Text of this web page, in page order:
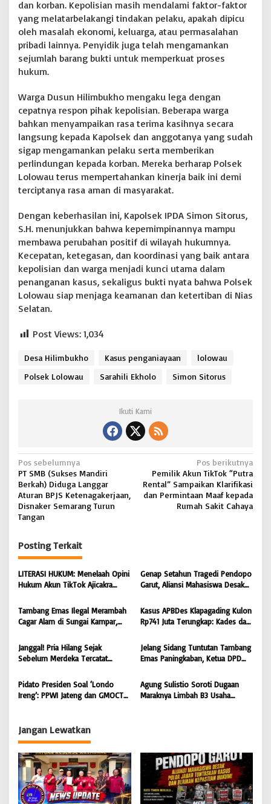
i
m
b
u
k
e
s
a
a
r
a
h
i
l
e
k
h
o
l
o
dan korban. Kepolisian masih mendalami faktor-faktor
yang melatarbelakangi tindakan pelaku, apakah dipicu
oleh masalah ekonomi, keluarga, atau permasalahan
pribadi lainnya. Penyidik juga telah mengamankan
sejumlah barang bukti untuk memperkuat proses
hukum.
Warga Dusun Hilimbukho mengaku lega dengan
cepatnya respon pihak kepolisian. Beberapa warga
bahkan menyampaikan rasa terima kasihnya secara
langsung kepada Kapolsek dan anggotanya yang sudah
sigap mengamankan pelaku serta memberikan
perlindungan kepada korban. Mereka berharap Polsek
Lolowau terus mempertahankan kinerja baik ini demi
terciptanya rasa aman di masyarakat.
Dengan keberhasilan ini, Kapolsek IPDA Simon Sitorus,
S.H. menunjukkan bahwa kepemimpinannya mampu
membawa perubahan positif di wilayah hukumnya.
Kecepatan, ketegasan, dan koordinasi yang baik antara
kepolisian dan warga menjadi kunci utama dalam
penanganan kasus, sekaligus bukti nyata bahwa Polsek
Lolowau siap menjaga keamanan dan ketertiban di Nias
Selatan.
Post Views: 1,034
Desa Hilimbukho Kasus penganiayaan
lolowau
Polsek Lolowau
Sarahili Ekholo Simon Sitorus
Ikuti Kami
N
a
v
i
a
s
i
o
Pos sebelumnya
PT SMB (Sukses Mandiri
Berkah) Diduga Langgar
Aturan BPJS Ketenagakerjaan,
Disnaker Semarang Turun
Tangan
Pos berikutnya
Pemilik Akun TikTok “Putra
Rental” Sampaikan Klarifikasi
dan Permintaan Maaf kepada
Rumah Sakit Cahaya
Posting Terkait
LITERASI HUKUM: Menelaah Opini
Hukum Akun TikTok Ajicakra
ITE
Genap Setahun Tragedi Pendopo
Garut, Aliansi Mahasiswa Desak
Berikan Kepastian Hukum
Tambang Emas Ilegal Merambah
Cagar Alam di Sungai Kampar,
Bertindak Tegas
Kasus APBDes Klapagading Kulon
Rp741 Juta Terungkap: Kades dan
Tersangka
Janggal! Pria Hilang Sejak
Sebelum Merdeka Tercatat
Dugaan Mafia Tanah di Wiradadi
Terbongkar
Jelang Sidang Tuntutan Tambang
Emas Paningkaban, Ketua DPD
Profesionalisme JPU & Majelis
Hakim PN Purwokerto: Yakin
Terdakwa Sarko Bebas atau
Pidato Presiden Soal ‘Londo
Ireng’: PPWI Jateng dan GMOCT
Dilindungi Undang-Undang
Agung Sulistio Soroti Dugaan
Maraknya Limbah B3 Usaha
Jangan Lewatkan